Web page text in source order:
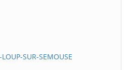
SUR-SEMOUSE